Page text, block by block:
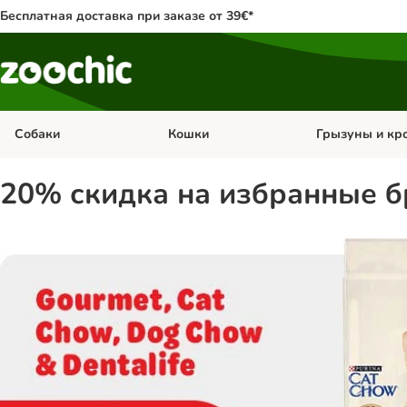
Бесплатная доставка при заказе от 39€*
Собаки Откройте меню категории: Собаки
Кошки Откройте меню
Грызуны и
20% скидка на избранные